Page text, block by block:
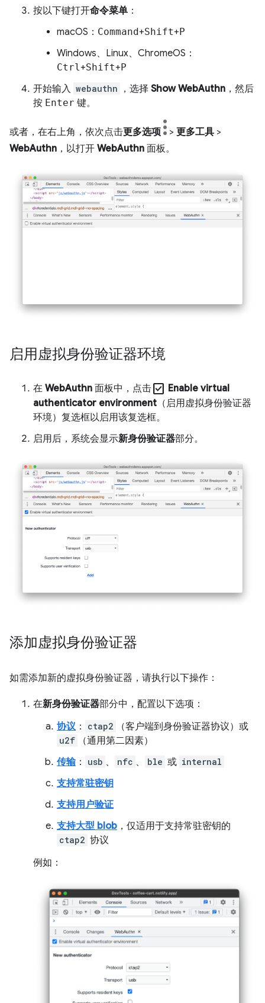
按以下键打开命令菜单 ：
macOS： Command+Shift+P
Windows、Linux、ChromeOS：
Ctrl+Shift+P
开始输入 webauthn ，选择 Show WebAuthn ，然后
按 Enter 键。
或者，在右上角，依次点击更多选项 > 更多工具 >
WebAuthn ，以打开 WebAuthn 面板。
启用虚拟身份验证器环境
在 WebAuthn 面板中，点击check_box Enable virtual
authenticator environment （启用虚拟身份验证器
环境）复选框以启用该复选框。
启用后，系统会显示新身份验证器部分。
添加虚拟身份验证器
如需添加新的虚拟身份验证器，请执行以下操作：
在新身份验证器部分中，配置以下选项：
协议： ctap2 （客户端到身份验证器协议）或
u2f
（通用第二因素）
传输： usb 、 nfc 、 ble 或 internal
支持常驻密钥
支持用户验证
支持大型 blob ，仅适用于支持常驻密钥的
ctap2 协议
例如：